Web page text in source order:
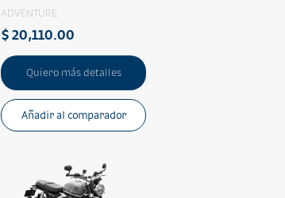
ADVENTURE
$ 20,110.00
Quiero más detalles
Añadir al comparador